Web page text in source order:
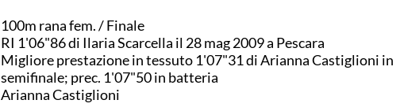
100m rana fem. / Finale
RI 1'06"86 di Ilaria Scarcella il 28 mag 2009 a Pescara
Migliore prestazione in tessuto 1'07"31 di Arianna Castiglioni in
semifinale; prec. 1'07"50 in batteria
Arianna Castiglioni